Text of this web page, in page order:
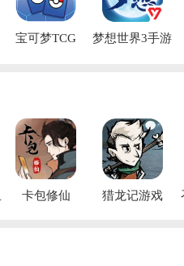
宝可梦TCG
梦想世界3手游
卡包修仙
猎龙记游戏